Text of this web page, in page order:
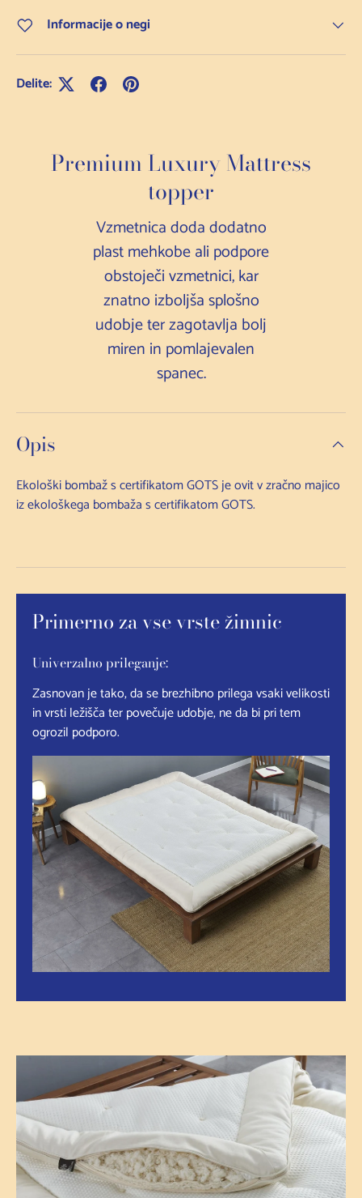
Informacije o negi
Delite:
Premium Luxury Mattress
topper
Vzmetnica doda dodatno
plast mehkobe ali podpore
obstoječi vzmetnici, kar
znatno izboljša splošno
udobje ter zagotavlja bolj
miren in pomlajevalen
spanec.
Opis
Ekološki bombaž s certifikatom GOTS je ovit v zračno majico
iz ekološkega bombaža s certifikatom GOTS.
Primerno za vse vrste žimnic
Univerzalno prileganje:
Zasnovan je tako, da se brezhibno prilega vsaki velikosti
in vrsti ležišča ter povečuje udobje, ne da bi pri tem
ogrozil podporo.